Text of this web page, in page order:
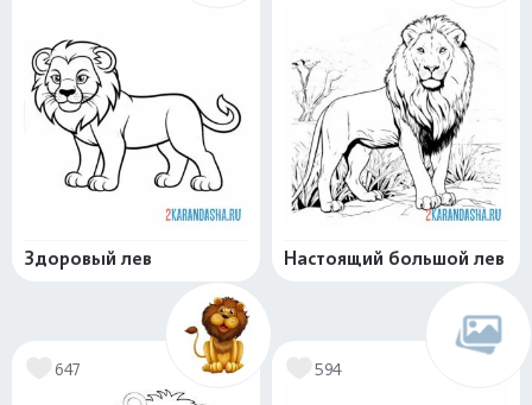
Здоровый лев Настоящий большой лев
647 594